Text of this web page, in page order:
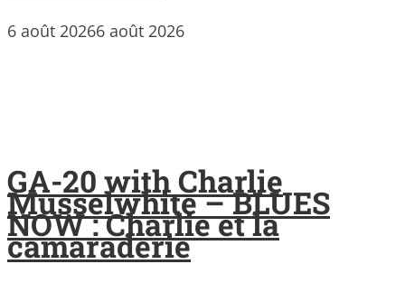
6 août 20266 août 2026
GA-20 with Charlie
Musselwhite – BLUES
NOW : Charlie et la
camaraderie